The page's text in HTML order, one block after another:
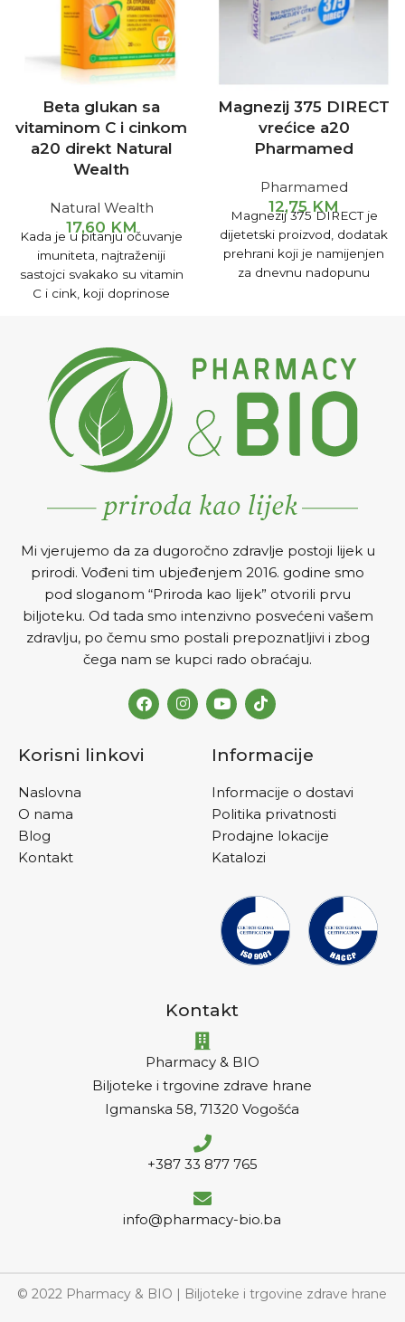
Beta glukan sa
vitaminom C i cinkom
a20 direkt Natural
Wealth
Natural Wealth
17,60 KM
Kada je u pitanju očuvanje
imuniteta, najtraženiji
sastojci svakako su vitamin
C i cink, koji doprinose
Magnezij 375 DIRECT
vrećice a20
Pharmamed
Pharmamed
12,75 KM
Magnezij 375 DIRECT je
dijetetski proizvod, dodatak
prehrani koji je namijenjen
za dnevnu nadopunu
Važan je aktivator brojnih
metaboličkih reakcija u
organizmu.
Mi vjerujemo da za dugoročno zdravlje postoji lijek u
prirodi. Vođeni tim ubjeđenjem 2016. godine smo
pod sloganom “Priroda kao lijek” otvorili prvu
biljoteku. Od tada smo intenzivno posvećeni vašem
zdravlju, po čemu smo postali prepoznatljivi i zbog
čega nam se kupci rado obraćaju.
Korisni linkovi
Naslovna
O nama
Blog
Kontakt
Informacije
Informacije o dostavi
Politika privatnosti
Prodajne lokacije
Katalozi
Kontakt
Pharmacy & BIO
Biljoteke i trgovine zdrave hrane
Igmanska 58, 71320 Vogošća
+387 33 877 765
info@pharmacy-bio.ba
© 2022 Pharmacy & BIO | Biljoteke i trgovine zdrave hrane